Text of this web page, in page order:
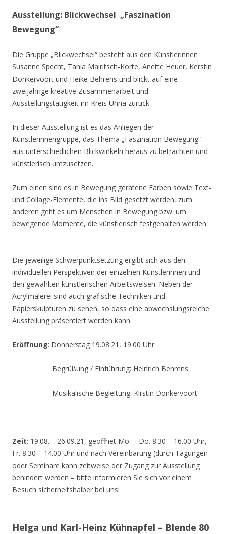
Ausstellung: Blickwechsel „Faszination
Bewegung“
Die Gruppe „Blickwechsel“ besteht aus den Künstlerinnen
Susanne Specht, Tania Mairitsch-Korte, Anette Heuer, Kerstin
Donkervoort und Heike Behrens und blickt auf eine
zweijährige kreative Zusammenarbeit und
Ausstellungstätigkeit im Kreis Unna zurück.
In dieser Ausstellung ist es das Anliegen der
Künstlerinnengruppe, das Thema „Faszination Bewegung“
aus unterschiedlichen Blickwinkeln heraus zu betrachten und
künstlerisch umzusetzen.
Zum einen sind es in Bewegung geratene Farben sowie Text-
und Collage-Elemente, die ins Bild gesetzt werden, zum
anderen geht es um Menschen in Bewegung bzw. um
bewegende Momente, die künstlerisch festgehalten werden.
Die jeweilige Schwerpunktsetzung ergibt sich aus den
individuellen Perspektiven der einzelnen Künstlerinnen und
den gewählten künstlerischen Arbeitsweisen. Neben der
Acrylmalerei sind auch grafische Techniken und
Papierskulpturen zu sehen, so dass eine abwechslungsreiche
Ausstellung präsentiert werden kann.
Eröffnung: Donnerstag 19.08.21, 19.00 Uhr
Begrüßung / Einführung: Heinrich Behrens
Musikalische Begleitung: Kirstin Donkervoort
Zeit: 19.08. – 26.09.21, geöffnet Mo. – Do. 8.30 – 16.00 Uhr,
Fr. 8.30 – 14.00 Uhr und nach Vereinbarung (durch Tagungen
oder Seminare kann zeitweise der Zugang zur Ausstellung
behindert werden – bitte informieren Sie sich vor einem
Besuch sicherheitshalber bei uns!
Helga und Karl-Heinz Kühnapfel – Blende 80